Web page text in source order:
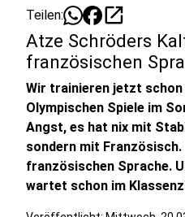
Teilen: open_in_new
Atze Schröders
französischen
Wir trainieren jetzt schon
Olympischen Spiele im
Angst, es hat nix mit
sondern mit
französischen Sprache.
wartet schon im